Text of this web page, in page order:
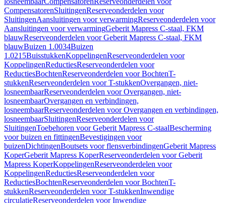
CompensatorenSluitingenReserveonderdelen voor
SluitingenAansluitingen voor verwarmingReserveonderdelen voor
Aansluitingen voor verwarmingGeberit Mapress C-staal, FKM
blauwReserveonderdelen voor Geberit Mapress C-staal, FKM
blauwBuizen 1.0034Buizen
1.0215BuisstukkenKoppelingenReserveonderdelen voor
KoppelingenReductiesReserveonderdelen voor
ReductiesBochtenReserveonderdelen voor BochtenT-
stukkenReserveonderdelen voor T-stukkenOvergangen, niet-
losneembaarReserveonderdelen voor Overgangen, niet-
losneembaarOvergangen en verbindingen,
losneembaarReserveonderdelen voor Overgangen en verbindingen,
losneembaarSluitingenReserveonderdelen voor
SluitingenToebehoren voor Geberit Mapress C-staalBescherming
voor buizen en fittingenBevestigingen voor
buizenDichtingenBoutsets voor flensverbindingenGeberit Mapress
KoperGeberit Mapress KoperReserveonderdelen voor Geberit
Mapress KoperKoppelingenReserveonderdelen voor
KoppelingenReductiesReserveonderdelen voor
ReductiesBochtenReserveonderdelen voor BochtenT-
stukkenReserveonderdelen voor T-stukkenInwendige
circulatieReserveonderdelen voor Inwendige